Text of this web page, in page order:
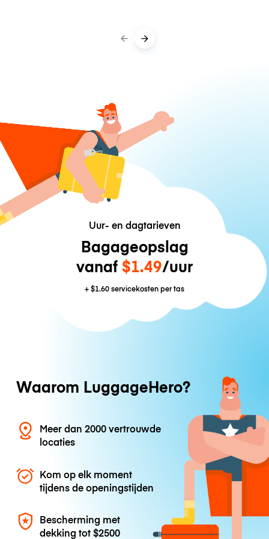
Uur- en dagtarieven
Bagageopslag
vanaf $1.49/uur
+$1.60servicekosten per tas
Waarom LuggageHero?
Meer dan 2000 vertrouwde
locaties
Kom op elk moment
tijdens de openingstijden
Bescherming met
dekking tot$2500